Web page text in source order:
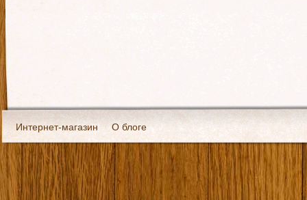
Интернет-магазин О блоге